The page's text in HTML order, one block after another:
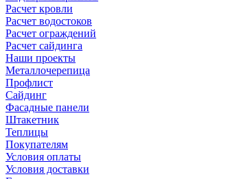
Расчет кровли
Расчет водостоков
Расчет ограждений
Расчет сайдинга
Наши проекты
Металлочерепица
Профлист
Сайдинг
Фасадные панели
Штакетник
Теплицы
Покупателям
Условия оплаты
Условия доставки